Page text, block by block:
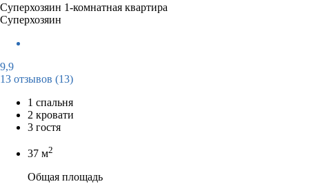
Суперхозяин 1-комнатная квартира
Суперхозяин
9,9
13 отзывов (13)
1 спальня
2 кровати
3 гостя
37 м2
Общая площадь